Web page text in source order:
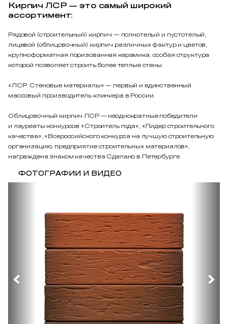
Кирпич ЛСР — это самый широкий
ассортимент:
Рядовой (строительный) кирпич — полнотелый и пустотелый,
лицевой (облицовочный) кирпич различных фактур и цветов,
крупноформатная поризованная керамика, особая структура
которой позволяет строить более теплые стены.
«ЛСР. Стеновые материалы» — первый и единственный
массовый производитель клинкера в России.
Облицовочный кирпич ЛСР — неоднократные победители
и лауреаты конкурсов «Строитель года», «Лидер строительного
качества», «Всероссийского конкурса на лучшую строительную
организацию, предприятие строительных материалов»,
награждена знаком качества Сделано в Петербурге.
ФОТОГРАФИИ И ВИДЕО